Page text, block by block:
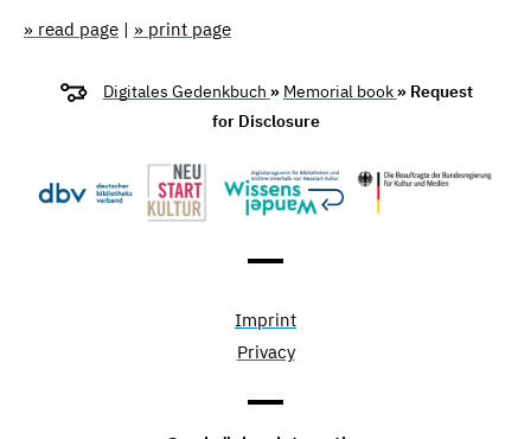
» read page | » print page
Digitales Gedenkbuch » Memorial book » Request
for Disclosure
Imprint
Privacy